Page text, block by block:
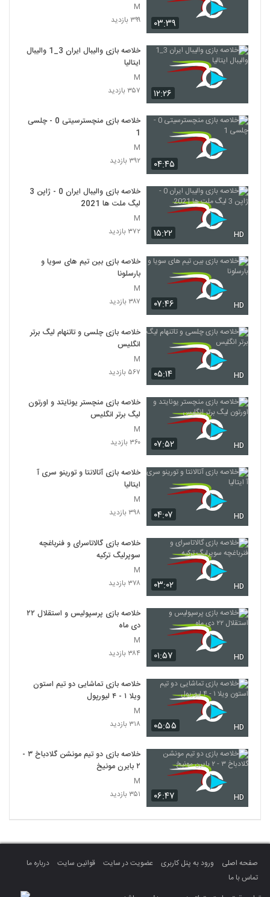
۰۳:۳۹
M
۳۹۹ بازدید
۱۲:۲۶
خلاصه بازی والیبال ایران 3_1 والیبال
ایتالیا
M
۳۵۷ بازدید
۰۴:۴۵
خلاصه بازی منچسترسیتی 0 - چلسی
1
M
۳۹۲ بازدید
۱۵:۲۲ HD
خلاصه بازی والیبال ایران 0 - ژاپن 3
لیگ ملت ها 2021
M
۳۷۲ بازدید
۰۷:۴۶ HD
خلاصه بازی بین تیم های سویا و
بارسلونا
M
۳۸۷ بازدید
۰۵:۱۴ HD
خلاصه بازی چلسی و تاتنهام لیگ برتر
انگلیس
M
۵۶۷ بازدید
۰۷:۵۲ HD
خلاصه بازی منچستر یونایتد و اورتون
لیگ برتر انگلیس
M
۳۶۰ بازدید
۰۴:۰۷ HD
خلاصه بازی آتالانتا و تورینو سری آ
ایتالیا
M
۳۹۸ بازدید
۰۳:۰۲ HD
خلاصه بازی گالاتاسرای و فنرباغچه
سوپرلیگ ترکیه
M
۳۷۸ بازدید
۰۱:۵۷ HD
خلاصه بازی پرسپولیس و استقلال ۲۲
دی ماه
M
۳۸۴ بازدید
۰۵:۵۵ HD
خلاصه بازی تماشایی دو تیم استون
ویلا ۱ - ۴ لیورپول
M
۳۱۸ بازدید
۰۶:۴۷ HD
خلاصه بازی دو تیم مونشن گلادباخ ۳ -
۲ بایرن مونیخ
M
۳۵۱ بازدید
صفحه اصلی ورود به پنل کاربری عضویت در سایت قوانین سایت
درباره ما
تماس با ما